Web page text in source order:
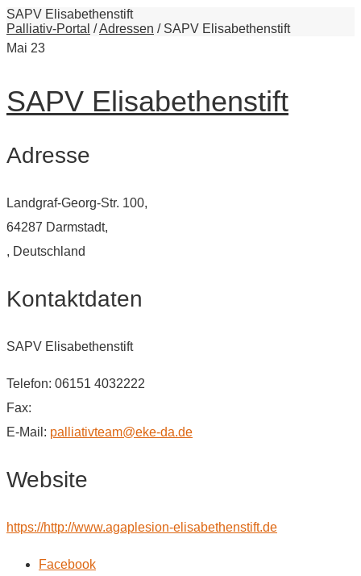
SAPV Elisabethenstift
Palliativ-Portal /Adressen / SAPV Elisabethenstift
Mai 23
SAPV Elisabethenstift
Adresse
Landgraf-Georg-Str. 100,
64287 Darmstadt,
, Deutschland
Kontaktdaten
SAPV Elisabethenstift
Telefon: 06151 4032222
Fax:
E-Mail: palliativteam@eke-da.de
Website
https://http://www.agaplesion-elisabethenstift.de
Facebook